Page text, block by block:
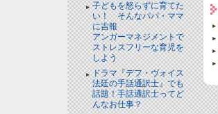
子どもを怒らずに育てた
い！ そんなパパ・ママ
に吉報
アンガーマネジメントで
ストレスフリーな育児を
しよう
ドラマ『デフ・ヴォイス
法廷の手話通訳士』でも
話題！手話通訳士ってど
んなお仕事？